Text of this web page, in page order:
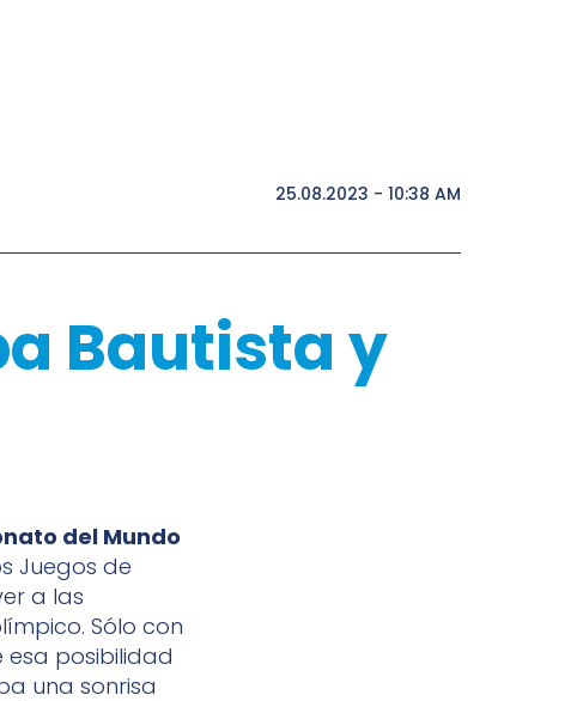
25.08.2023 - 10:38 AM
Bautista y
del Mundo
Juegos de
a las
Sólo con
esa posibilidad
una sonrisa